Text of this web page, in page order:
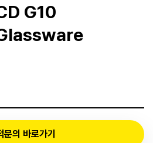
G10
문의 바로가기